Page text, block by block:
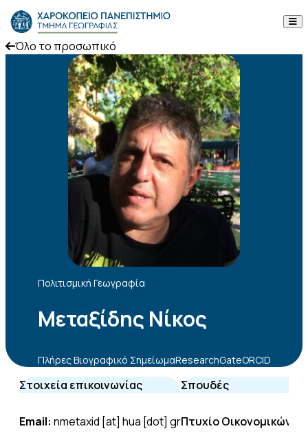
Skip to content
Το Τμήμα
Όλο το προσωπικό
Πολιτισμική Γεωγραφία
Μεταξίδης Νίκος
Πλήρες Βιογραφικό ΣημείωμαResearchGateORCID
Στοιχεία επικοινωνίας
Email: nmetaxid [at] hua [dot] gr
Σπουδές
Πτυχίο Οικονομικών